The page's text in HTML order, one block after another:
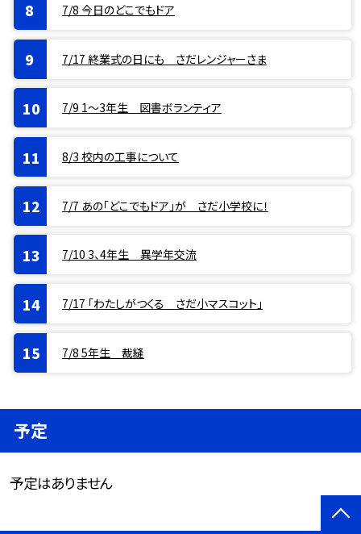
7/8 今日のどこでもドア
7/17 終業式の日にも さだレンジャーさま
7/9 1〜3年生 図書ボランティア
8/3 校内の工事について
7/7 あの「どこでもドア」が さだ小学校に！
7/10 3、4年生 異学年交流
7/17 「わたしがつくる さだ小マスコット」
7/8 5年生 裁縫
予定
予定はありません